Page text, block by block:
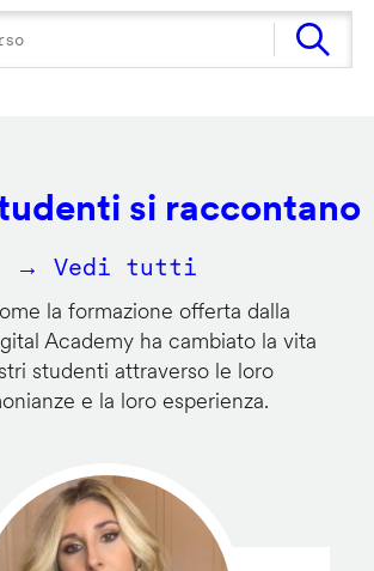
si raccontano
→ Vedi tutti
la formazione offerta dalla
Academy ha cambiato la vita
studenti attraverso le loro
e la loro esperienza.